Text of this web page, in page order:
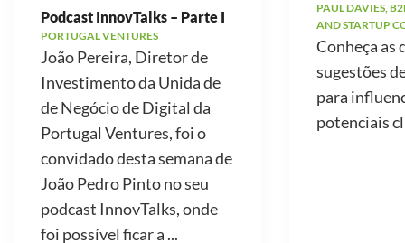
Podcast InnovTalks – Parte I
PORTUGAL VENTURES
João Pereira, Diretor de
Investimento da Unida de
de Negócio de Digital da
Portugal Ventures, foi o
convidado desta semana de
João Pedro Pinto no seu
podcast InnovTalks, onde
foi possível ficar a ...
PAUL DAVIES,
AND STARTUP
Conheça as
sugestões
para
potenciais